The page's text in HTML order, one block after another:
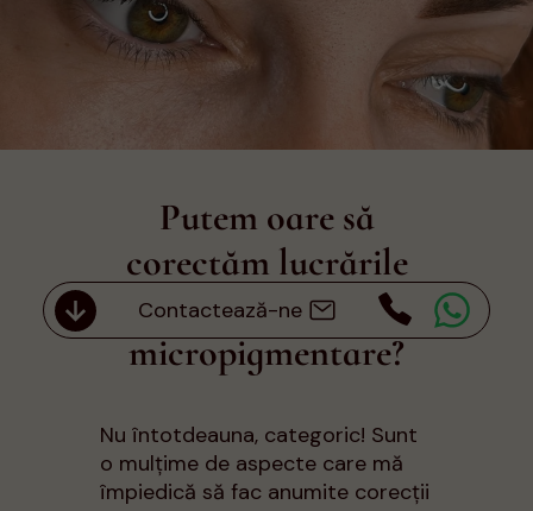
Contactează-ne
13 mai 2024
Putem oare să
corectăm lucrările
vechi de
micropigmentare?
Nu întotdeauna, categoric! Sunt
o mulțime de aspecte care mă
împiedică să fac anumite corecții